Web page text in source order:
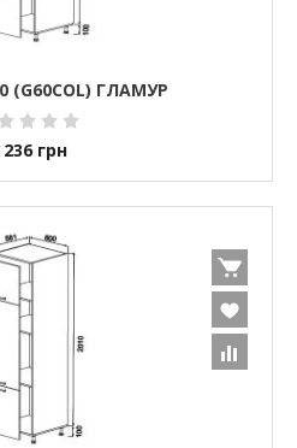
(G60COL) ГЛАМУР
236 грн